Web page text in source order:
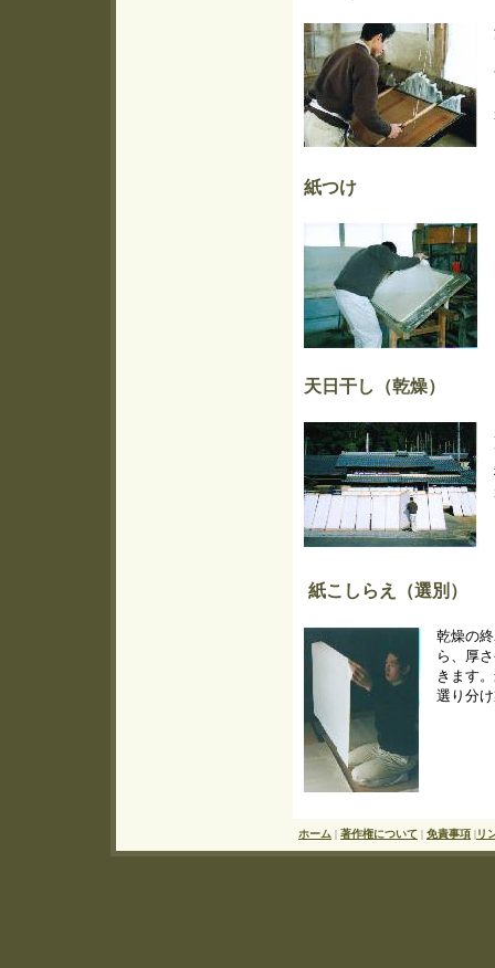
紙つけ
天日干し（乾燥）
紙こしらえ（選別）
乾燥の
ら、厚
きます
選り分
ホーム | 著作権について | 免責事項 |リ